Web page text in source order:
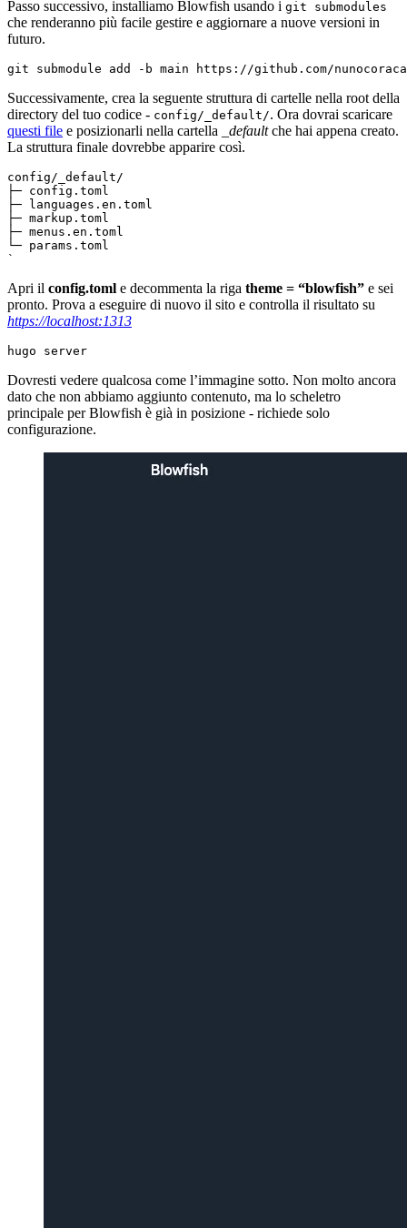
Passo successivo, installiamo Blowfish usando i git submodules
che renderanno più facile gestire e aggiornare a nuove versioni in
futuro.
git submodule add -b main https://github.com/
Successivamente, crea la seguente struttura di cartelle nella root della
directory del tuo codice - config/_default/. Ora dovrai scaricare
questi file e posizionarli nella cartella _defaultche hai appena creato.
La struttura finale dovrebbe apparire così.
`
Apri il config.toml e decommenta la riga theme = “blowfish” e sei
pronto. Prova a eseguire di nuovo il sito e controlla il risultato su
https://localhost:1313
hugo server
Dovresti vedere qualcosa come l’immagine sotto. Non molto ancora
dato che non abbiamo aggiunto contenuto, ma lo scheletro
principale per Blowfish è già in posizione - richiede solo
configurazione.